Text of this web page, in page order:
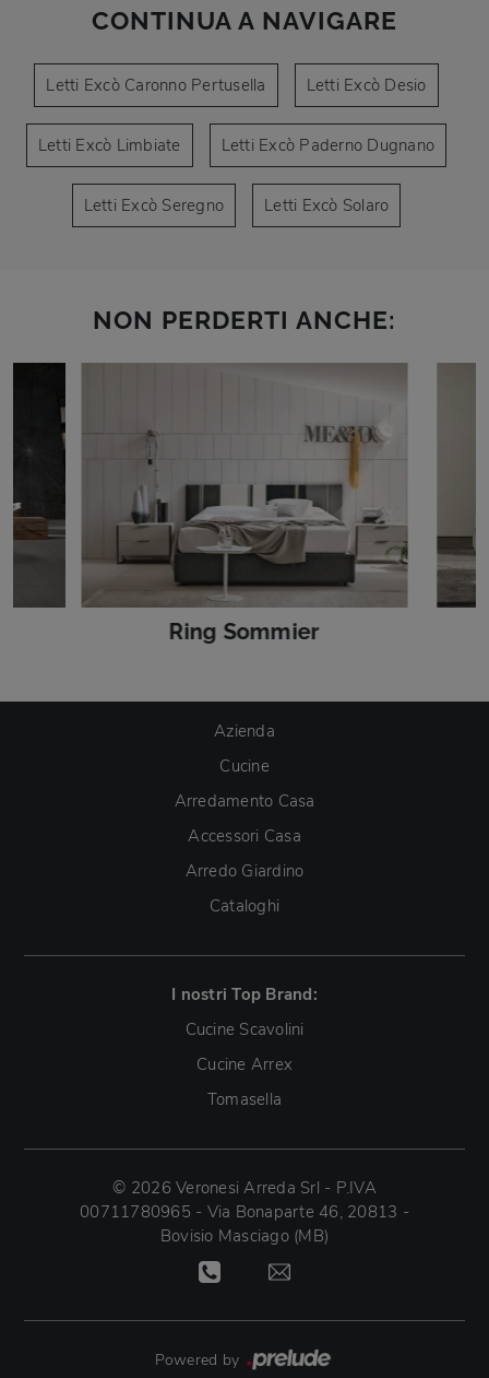
CONTINUA A NAVIGARE
Letti Excò Caronno Pertusella Letti Excò Desio
Letti Excò Limbiate Letti Excò Paderno Dugnano
Letti Excò Seregno Letti Excò Solaro
NON PERDERTI ANCHE:
Ring Sommier
Azienda
Cucine
Arredamento Casa
Accessori Casa
Arredo Giardino
Cataloghi
I nostri Top Brand:
Cucine Scavolini
Cucine Arrex
Tomasella
© 2026 Veronesi Arreda Srl - P.IVA
00711780965 - Via Bonaparte 46, 20813 -
Bovisio Masciago (MB)
Powered by